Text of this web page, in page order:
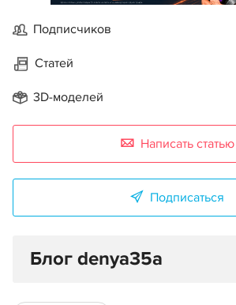
Подписчиков
Статей
3D-моделей
Написать статью
Подписаться
Блог denya35a